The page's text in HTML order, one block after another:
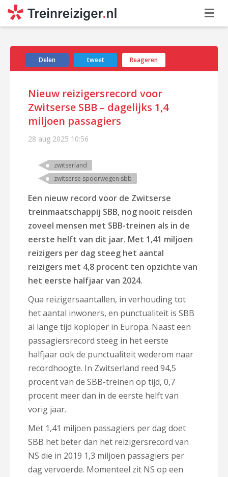
Delen tweet Reageren
Nieuw reizigersrecord voor
Zwitserse SBB – dagelijks 1,4
miljoen passagiers
28 aug 2025 10:56
zwitserland
zwitserse spoorwegen sbb
Een nieuw record voor de Zwitserse
treinmaatschappij SBB, nog nooit reisden
zoveel mensen met SBB-treinen als in de
eerste helft van dit jaar. Met 1,41 miljoen
reizigers per dag steeg het aantal
reizigers met 4,8 procent ten opzichte van
het eerste halfjaar van 2024.
Qua reizigersaantallen, in verhouding tot
het aantal inwoners, en punctualiteit is SBB
al lange tijd koploper in Europa. Naast een
passagiersrecord steeg in het eerste
halfjaar ook de punctualiteit wederom naar
recordhoogte. In Zwitserland reed 94,5
procent van de SBB-treinen op tijd, 0,7
procent meer dan in de eerste helft van
vorig jaar.
Met 1,41 miljoen passagiers per dag doet
SBB het beter dan het reizigersrecord van
NS die in 2019 1,3 miljoen passagiers per
dag vervoerde. Momenteel zit NS op een